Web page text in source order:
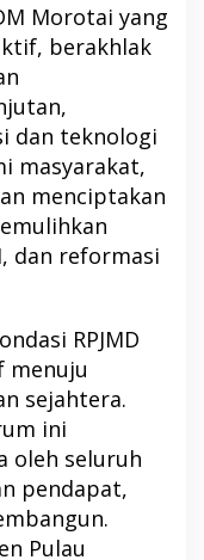
Morotai yang
berakhlak
dan teknologi
masyarakat,
menciptakan
dan reformasi
RPJMD
menuju
sejahtera.
ini
oleh seluruh
pendapat,
Pulau